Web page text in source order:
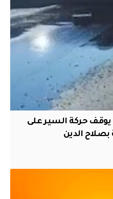
يوقف حركة السير على
الدين